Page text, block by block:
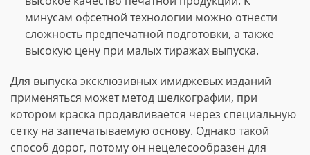
минусам офсетной технологии можно отнести
сложность предпечатной подготовки, а также
высокую цену при малых тиражах выпуска.
Для выпуска эксклюзивных имиджевых изданий
применяться может метод шелкографии, при
котором краска продавливается через специальную
сетку на запечатываемую основу. Однако такой
способ дорог, потому он нецелесообразен для